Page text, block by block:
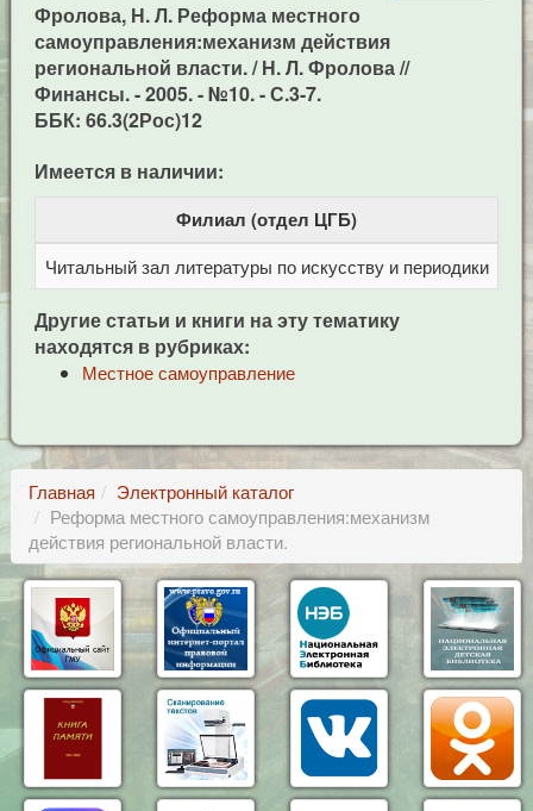
Фролова, Н. Л. Реформа местного
самоуправления:механизм действия
региональной власти. / Н. Л. Фролова //
Финансы. - 2005. - №10. - С.3-7.
ББК: 66.3(2Рос)12
Имеется в наличии:
Филиал (отдел ЦГБ)
Читальный зал литературы по искусству и периодики
Другие статьи и книги на эту тематику
находятся в рубриках:
Местное самоуправление
Главная
Электронный каталог
Реформа местного самоуправления:механизм
действия региональной власти.